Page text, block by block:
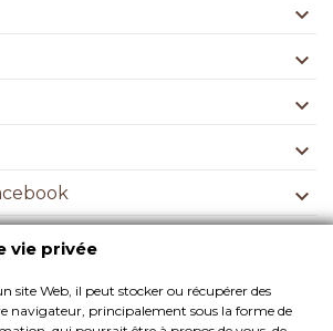





privée
S’ABONNER
vie privée
site Web, il peut stocker ou récupérer des
navigateur, principalement sous la forme de